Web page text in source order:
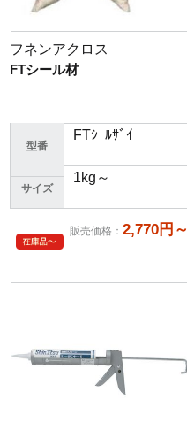
フネンアクロス
FTシール材
型番
FTｼｰﾙｻﾞｲ
サイズ
1kg～
販売価格 ： 2,770円～